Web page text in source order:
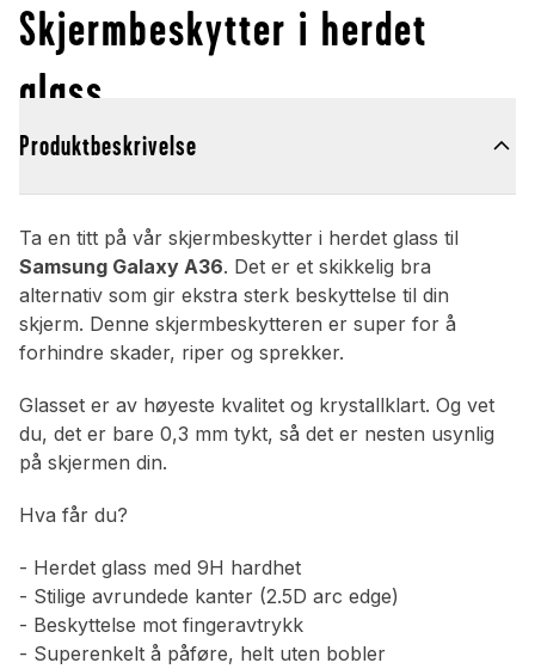
Skjermbeskytter i herdet
glass
Produktbeskrivelse
Ta en titt på vår skjermbeskytter i herdet glass til
Samsung Galaxy A36. Det er et skikkelig bra
alternativ som gir ekstra sterk beskyttelse til din
skjerm. Denne skjermbeskytteren er super for å
forhindre skader, riper og sprekker.
Glasset er av høyeste kvalitet og krystallklart. Og vet
du, det er bare 0,3 mm tykt, så det er nesten usynlig
på skjermen din.
Hva får du?
- Herdet glass med 9H hardhet
- Stilige avrundede kanter (2.5D arc edge)
- Beskyttelse mot fingeravtrykk
- Superenkelt å påføre, helt uten bobler